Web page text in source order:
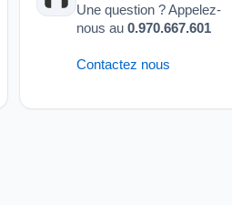
Une question ? Appelez-
nous au 0.970.667.601
Contactez nous